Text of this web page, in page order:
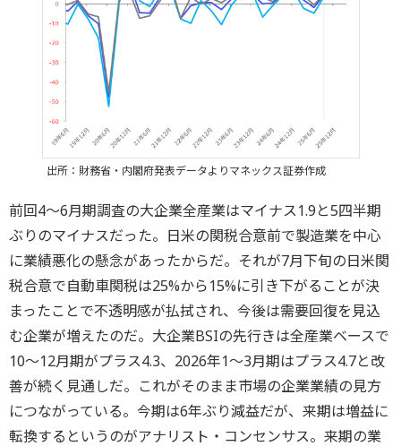
出所：財務省・内閣府発表データよりマネックス証券作成
前回4～6月期調査の大企業全産業はマイナス1.9と5四半期
ぶりのマイナスだった。日米の関税合意前で製造業を中心
に業績悪化の懸念があったからだ。それが7月下旬の日米関
税合意で自動車関税は25%から15%に引き下がることが決
まったことで不透明感が払拭され、今後は需要回復を見込
む企業が増えたのだ。大企業BSIの先行きは全産業ベースで
10～12月期がプラス4.3、2026年1～3月期はプラス4.7と改
善が続く見通しだ。これがそのまま市場の企業業績の見方
につながっている。今期は6年ぶり減益だが、来期は増益に
転換するというのがアナリスト・コンセンサス。来期の業